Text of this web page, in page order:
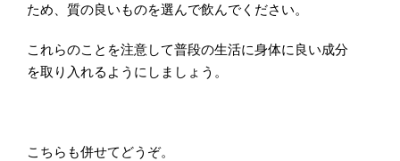
ため、質の良いものを選んで飲んでください。
これらのことを注意して普段の生活に身体に良い成分
を取り入れるようにしましょう。
こちらも併せてどうぞ。